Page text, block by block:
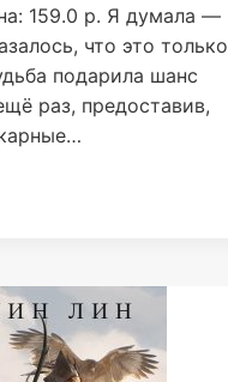
159.0 р. Я думала —
что это только
подарила шанс
раз, предоставив,